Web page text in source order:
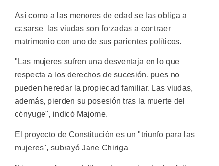
Así como a las menores de edad se las obliga a
casarse, las viudas son forzadas a contraer
matrimonio con uno de sus parientes políticos.
"Las mujeres sufren una desventaja en lo que
respecta a los derechos de sucesión, pues no
pueden heredar la propiedad familiar. Las viudas,
además, pierden su posesión tras la muerte del
cónyuge", indicó Majome.
El proyecto de Constitución es un "triunfo para las
mujeres", subrayó Jane Chiriga